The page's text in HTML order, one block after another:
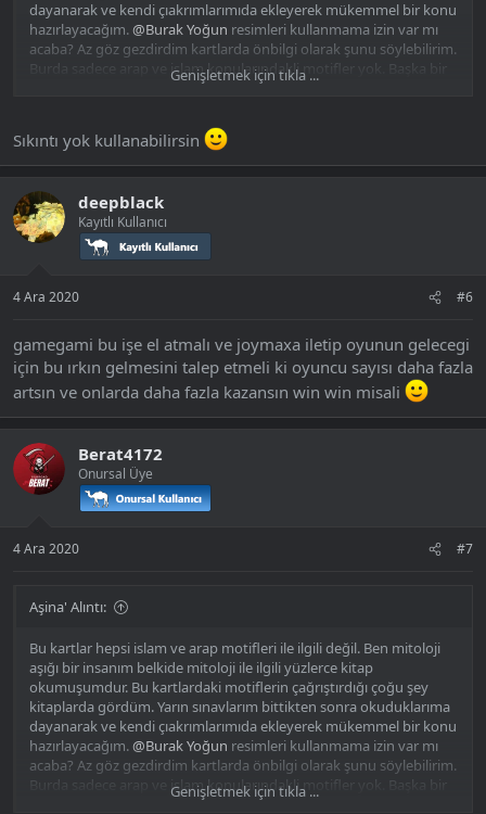
dayanarak ve kendi çıakrımlarımıda ekleyerek mükemmel bir konu
hazırlayacağım.@Burak Yoğun resimleri kullanmama izin var mı
acaba? Az göz gezdirdim kartlarda önbilgi olarak şunu söylebilirim.
Burda sadece arap ve islam konularındakli motifler yok. Başka bir
Genişletmek için tıkla ...
Sıkıntı yok kullanabilirsin
deepblack
Kayıtlı Kullanıcı
4 Ara 2020 #6
gamegami bu işe el atmalı ve joymaxa iletip oyunun gelecegi
için bu ırkın gelmesini talep etmeli ki oyuncu sayısı daha fazla
artsın ve onlarda daha fazla kazansın win win misali
Berat4172
Onursal Üye
4 Ara 2020 #7
Aşina' Alıntı:
Bu kartlar hepsi islam ve arap motifleri ile ilgili değil. Ben mitoloji
aşığı bir insanım belkide mitoloji ile ilgili yüzlerce kitap
okumuşumdur. Bu kartlardaki motiflerin çağrıştırdığı çoğu şey
kitaplarda gördüm. Yarın sınavlarım bittikten sonra okuduklarıma
dayanarak ve kendi çıakrımlarımıda ekleyerek mükemmel bir konu
hazırlayacağım.@Burak Yoğun resimleri kullanmama izin var mı
acaba? Az göz gezdirdim kartlarda önbilgi olarak şunu söylebilirim.
Burda sadece arap ve islam konularındakli motifler yok. Başka bir
Genişletmek için tıkla ...